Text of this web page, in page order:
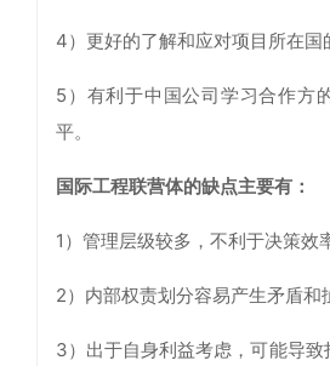
4）更好的了解和应对项目所在国
5）有利于中国公司学习合作方
平。
国际工程联营体的缺点主要有：
1）管理层级较多，不利于决策效
2）内部权责划分容易产生矛盾和
3）出于自身利益考虑，可能导